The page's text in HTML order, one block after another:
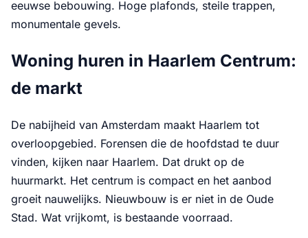
eeuwse bebouwing. Hoge plafonds, steile trappen,
monumentale gevels.
Woning huren in Haarlem Centrum:
de markt
De nabijheid van Amsterdam maakt Haarlem tot
overloopgebied. Forensen die de hoofdstad te duur
vinden, kijken naar Haarlem. Dat drukt op de
huurmarkt. Het centrum is compact en het aanbod
groeit nauwelijks. Nieuwbouw is er niet in de Oude
Stad. Wat vrijkomt, is bestaande voorraad.